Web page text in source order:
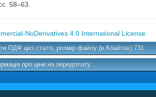
58–63.
NoDerivatives 4.0 International License
ПДФ цієї статті, розмір файлу (в Кбайтах):731
про ціни на передплату